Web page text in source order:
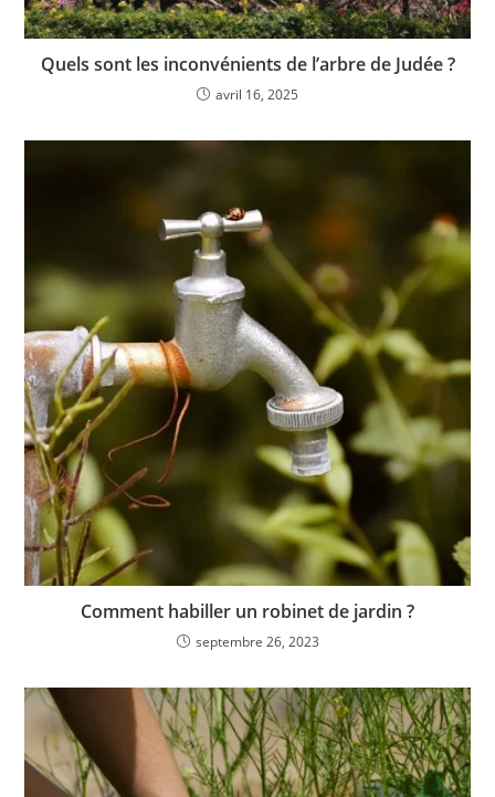
Quels sont les inconvénients de l’arbre de Judée ?
avril 16, 2025
Comment habiller un robinet de jardin ?
septembre 26, 2023